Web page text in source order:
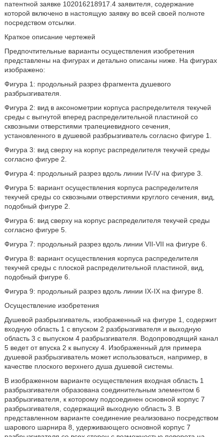
патентной заявке 102016218917.4 заявителя, содержание
которой включено в настоящую заявку во всей своей полноте
посредством отсылки.
Краткое описание чертежей
Предпочтительные варианты осуществления изобретения
представлены на фигурах и детально описаны ниже. На фигурах
изображено:
Фигура 1: продольный разрез фрагмента душевого
разбрызгивателя.
Фигура 2: вид в аксонометрии корпуса распределителя текучей
среды с выгнутой вперед распределительной пластиной со
сквозными отверстиями трапециевидного сечения,
установленного в душевой разбрызгиватель согласно фигуре 1.
Фигура 3: вид сверху на корпус распределителя текучей среды
согласно фигуре 2.
Фигура 4: продольный разрез вдоль линии IV-IV на фигуре 3.
Фигура 5: вариант осуществления корпуса распределителя
текучей среды со сквозными отверстиями круглого сечения, вид,
подобный фигуре 2.
Фигура 6: вид сверху на корпус распределителя текучей среды
согласно фигуре 5.
Фигура 7: продольный разрез вдоль линии VII-VII на фигуре 6.
Фигура 8: вариант осуществления корпуса распределителя
текучей среды с плоской распределительной пластиной, вид,
подобный фигуре 6.
Фигура 9: продольный разрез вдоль линии IX-IX на фигуре 8.
Осуществление изобретения
Душевой разбрызгиватель, изображенный на фигуре 1, содержит
входную область 1 с впуском 2 разбрызгивателя и выходную
область 3 с выпуском 4 разбрызгивателя. Водопроводящий канал
5 ведет от впуска 2 к выпуску 4. Изображенный для примера
душевой разбрызгиватель может использоваться, например, в
качестве плоского верхнего душа душевой системы.
В изображенном варианте осуществления входная область 1
разбрызгивателя образована соединительным элементом 6
разбрызгивателя, к которому подсоединен основной корпус 7
разбрызгивателя, содержащий выходную область 3. В
представленном варианте соединение реализовано посредством
шарового шарнира 8, удерживающего основной корпус 7